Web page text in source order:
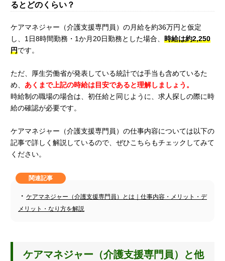
るとどのくらい？
ケアマネジャー（介護支援専門員）の月給を約36万円と仮定
し、1日8時間勤務・1か月20日勤務とした場合、 時給は約2,250
円です。
ただ、厚生労働省が発表している統計では手当も含めているた
め、 あくまで上記の時給は目安であると理解しましょう。
時給制の職場の場合は、初任給と同じように、求人探しの際に時
給の確認が必要です。
ケアマネジャー（介護支援専門員）の仕事内容については以下の
記事で詳しく解説しているので、ぜひこちらもチェックしてみて
ください。
関連記事
・ ケアマネジャー（介護支援専門員）とは｜仕事内容・メリット・デ
メリット・なり方を解説
ケアマネジャー（介護支援専門員）と他